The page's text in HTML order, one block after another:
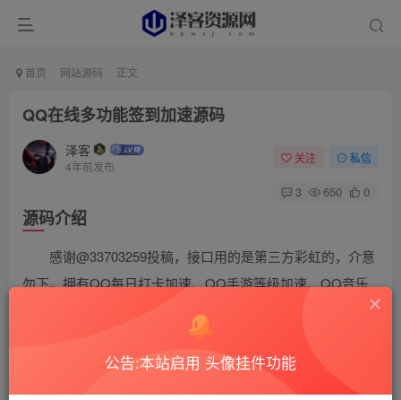
首页 网站源码 正文
QQ在线多功能签到加速源码
泽客
4年前发布
关注 私信
3 650 0
源码介绍
感谢@33703259投稿，接口用的是第三方彩虹的，介意
勿下，拥有QQ每日打卡加速、QQ手游等级加速、QQ音乐
公告:本站启用 头像挂件功能